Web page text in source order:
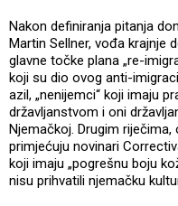
Nakon definiranja pitanja
Martin Sellner, vođa krajnje
glavne točke plana „re-
koji su dio ovog anti-
azil, „nenijemci“ koji imaju
državljanstvom i oni
Njemačkoj. Drugim
primjećuju novinari
koji imaju „pogrešnu boju
nisu prihvatili njemačku